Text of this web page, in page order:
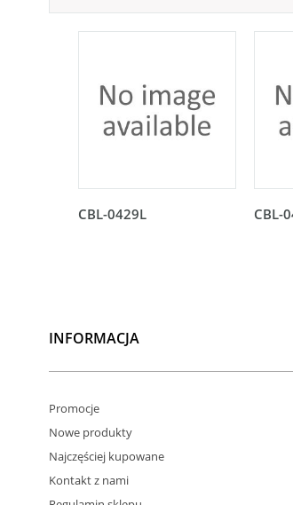
CBL-0429L CBL-
INFORMACJA
Promocje
Nowe produkty
Najczęściej kupowane
Kontakt z nami